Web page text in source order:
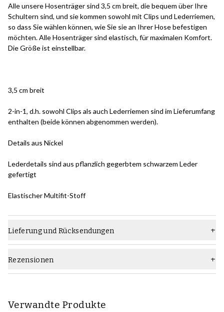
Alle unsere Hosenträger sind 3,5 cm breit, die bequem über Ihre
Schultern sind, und sie kommen sowohl mit Clips und Lederriemen,
so dass Sie wählen können, wie Sie sie an Ihrer Hose befestigen
möchten. Alle Hosenträger sind elastisch, für maximalen Komfort.
Die Größe ist einstellbar.
3,5 cm breit
2-in-1, d.h. sowohl Clips als auch Lederriemen sind im Lieferumfang
enthalten (beide können abgenommen werden).
Details aus Nickel
Lederdetails sind aus pflanzlich gegerbtem schwarzem Leder
gefertigt
Elastischer Multifit-Stoff
Lieferung und Rücksendungen
Rezensionen
Verwandte Produkte